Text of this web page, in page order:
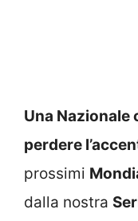
Una Nazionale
perdere
prossimi
dalla nostra